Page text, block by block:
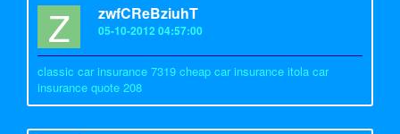
Z zwfCReBziuhT
05-10-2012 04:57:00
classic car insurance 7319 cheap car insurance itola car
insurance quote 208